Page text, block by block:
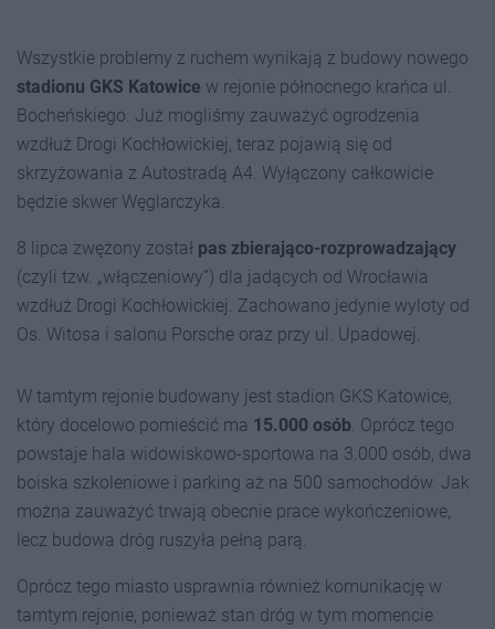
Wszystkie problemy z ruchem wynikają z budowy nowego
stadionu GKS Katowice w rejonie północnego krańca ul.
Bocheńskiego. Już mogliśmy zauważyć ogrodzenia
wzdłuż Drogi Kochłowickiej, teraz pojawią się od
skrzyżowania z Autostradą A4. Wyłączony całkowicie
będzie skwer Węglarczyka.
8 lipca zwężony został pas zbierająco-rozprowadzający
(czyli tzw. „włączeniowy”) dla jadących od Wrocławia
wzdłuż Drogi Kochłowickiej. Zachowano jedynie wyloty od
Os. Witosa i salonu Porsche oraz przy ul. Upadowej.
W tamtym rejonie budowany jest stadion GKS Katowice,
który docelowo pomieścić ma 15.000 osób. Oprócz tego
powstaje hala widowiskowo-sportowa na 3.000 osób, dwa
boiska szkoleniowe i parking aż na 500 samochodów. Jak
można zauważyć trwają obecnie prace wykończeniowe,
lecz budowa dróg ruszyła pełną parą.
Oprócz tego miasto usprawnia również komunikację w
tamtym rejonie, ponieważ stan dróg w tym momencie